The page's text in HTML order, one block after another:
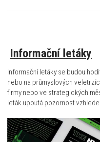
Informační letáky
Informační letáky se budou
nebo na průmyslových
firmy nebo ve strategických
leták upoutá pozornost